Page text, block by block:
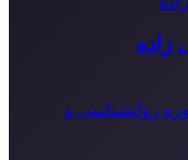
زاده